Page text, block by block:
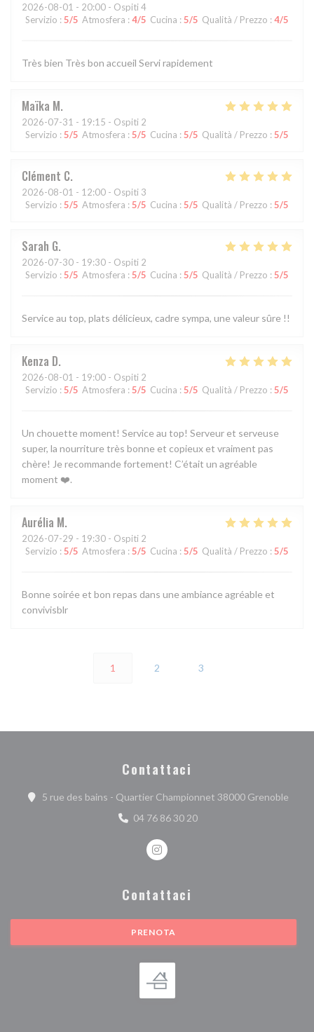
2026-08-01 - 20:00 - Ospiti 4
Servizio : 5/5 Atmosfera : 4/5 Cucina : 5/5 Qualità / Prezzo : 4/5
Très bien Très bon accueil Servi rapidement
Maïka M
2026-07-31 - 19:15 - Ospiti 2
Servizio : 5/5 Atmosfera : 5/5 Cucina : 5/5 Qualità / Prezzo : 5/5
Clément C
2026-08-01 - 12:00 - Ospiti 3
Servizio : 5/5 Atmosfera : 5/5 Cucina : 5/5 Qualità / Prezzo : 5/5
Sarah G
2026-07-30 - 19:30 - Ospiti 2
Servizio : 5/5 Atmosfera : 5/5 Cucina : 5/5 Qualità / Prezzo : 5/5
Service au top, plats délicieux, cadre sympa, une valeur sûre !!
Kenza D
2026-08-01 - 19:00 - Ospiti 2
Servizio : 5/5 Atmosfera : 5/5 Cucina : 5/5 Qualità / Prezzo : 5/5
Un chouette moment! Service au top! Serveur et serveuse
super, la nourriture très bonne et copieux et vraiment pas
chère! Je recommande fortement! C’était un agréable
moment ❤️.
Aurélia M
2026-07-29 - 19:30 - Ospiti 2
Servizio : 5/5 Atmosfera : 5/5 Cucina : 5/5 Qualità / Prezzo : 5/5
Bonne soirée et bon repas dans une ambiance agréable et
convivisblr
1 2 3
Contattaci
5 rue des bains - Quartier Championnet 38000 Grenoble
04 76 86 30 20
Instagram ((apre una nuova
Contattaci
PRENOTA